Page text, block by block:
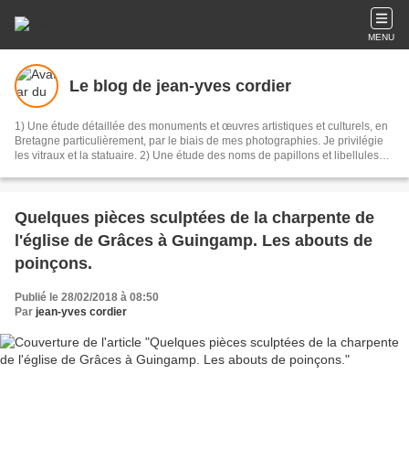
MENU
Le blog de jean-yves cordier
1) Une étude détaillée des monuments et œuvres artistiques et culturels, en
Bretagne particulièrement, par le biais de mes photographies. Je privilégie
les vitraux et la statuaire. 2) Une étude des noms de papillons et libellules
Quelques pièces sculptées de la charpente de
l'église de Grâces à Guingamp. Les abouts de
poinçons.
Publié le 28/02/2018 à 08:50
Par jean-yves cordier